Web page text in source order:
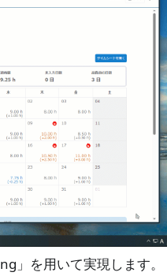
」を用いて実現します。